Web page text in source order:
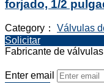
forjado, 1/2
Category： Válvulas
Solicitar
Fabricante de
Enter email